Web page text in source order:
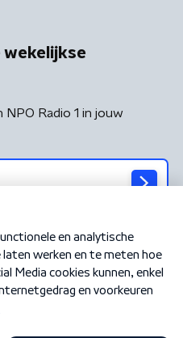
wekelijkse
Radio 1 in jouw